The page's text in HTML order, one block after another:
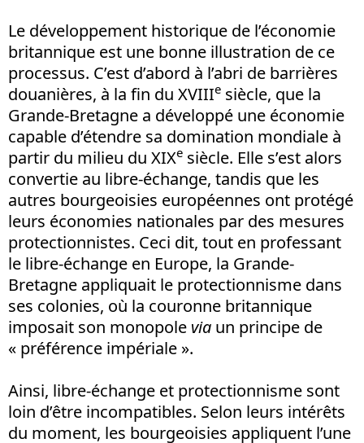
Le développement historique de l’économie
britannique est une bonne illustration de ce
processus. C’est d’abord à l’abri de barrières
douanières, à la fin du XVIIIe siècle, que la
Grande-Bretagne a développé une économie
capable d’étendre sa domination mondiale à
partir du milieu du XIXe siècle. Elle s’est alors
convertie au libre-échange, tandis que les
autres bourgeoisies européennes ont protégé
leurs économies nationales par des mesures
protectionnistes. Ceci dit, tout en professant
le libre-échange en Europe, la Grande-
Bretagne appliquait le protectionnisme dans
ses colonies, où la couronne britannique
imposait son monopole via un principe de
« préférence impériale ».
Ainsi, libre-échange et protectionnisme sont
loin d’être incompatibles. Selon leurs intérêts
du moment, les bourgeoisies appliquent l’une